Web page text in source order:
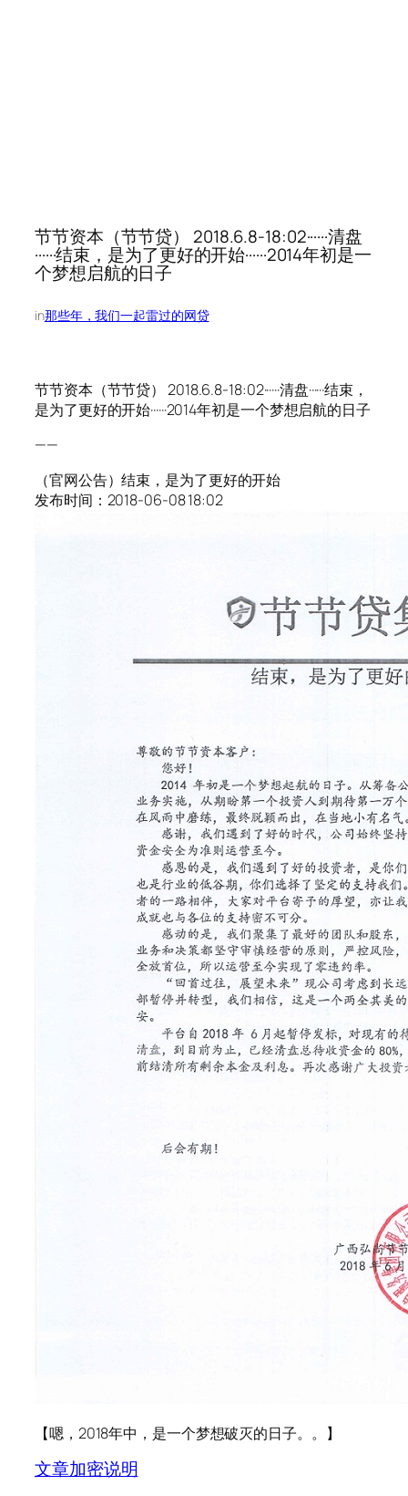
节节资本（节节贷） 2018.6.8-18:02······清盘
······结束，是为了更好的开始······2014年初是一
个梦想启航的日子
in那些年，我们一起雷过的网贷
节节资本（节节贷） 2018.6.8-18:02······清盘······结束，
是为了更好的开始······2014年初是一个梦想启航的日子
——
（官网公告）结束，是为了更好的开始
发布时间：2018-06-08 18:02
【嗯，2018年中，是一个梦想破灭的日子。。】
文章加密说明